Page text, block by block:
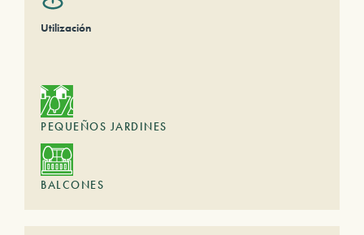
Utilización
PEQUEÑOS JARDINES
BALCONES